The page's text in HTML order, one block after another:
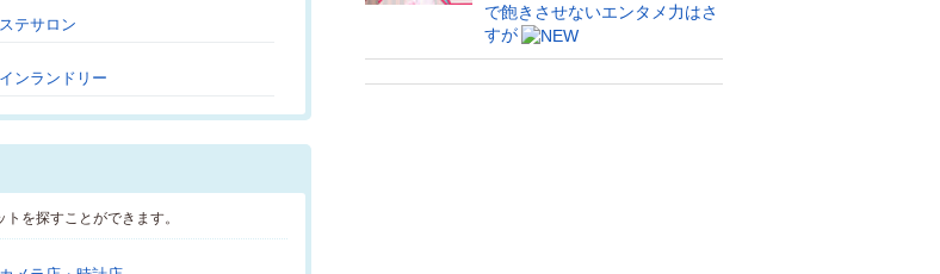
テサロン
ンランドリー
を探すことができます。
で飽きさせないエンタメ力はさ
すが